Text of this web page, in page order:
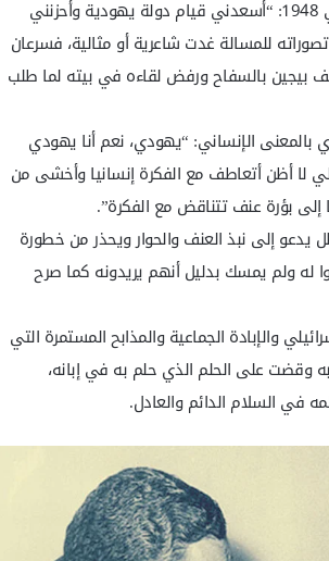
لقد قال صراحة بمناسبة إعلان قيام دولة إسرائيل في 1948: “أسعدني قيام دولة يهودية وأحزنني
للمسالة غدت شاعرية أو مثالية، فسرعان
بيجين بالسفاح ورفض لقاءه في بيته لما طلب
بالمعنى الإنساني: “يهودي، نعم أنا يهودي
لا أظن أتعاطف مع الفكرة إنسانيا وأخشى من
إلى بؤرة عنف تتناقض مع الفكرة”.
أن استقر في أميركا بصفة نهائية منذ 1933 ظل يدعو إلى نبذ العنف والحوار ويحذر من خطورة
له ولم يمسك بدليل أنهم يريدونه كما صرح
والإبادة الجماعية والمذابح المستمرة التي
وقضت على الحلم الذي حلم به في إبانه،
في السلام الدائم والعادل.